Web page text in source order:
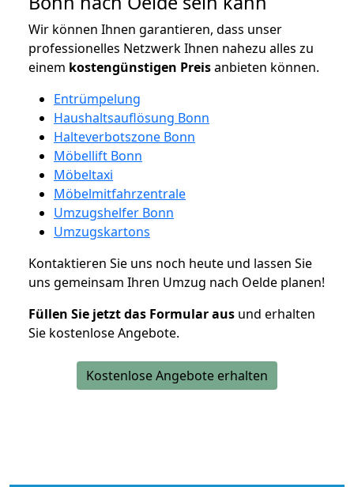
Wir können Ihnen garantieren, dass unser
professionelles Netzwerk Ihnen nahezu alles zu
einem kostengünstigen Preisanbieten können.
Entrümpelung
Haushaltsauflösung Bonn
Halteverbotszone Bonn
Möbellift Bonn
Möbeltaxi
Möbelmitfahrzentrale
Umzugshelfer Bonn
Umzugskartons
Kontaktieren Sie uns noch heute und lassen Sie
uns gemeinsam Ihren Umzug nach Oelde planen!
Füllen Sie jetzt das Formular aus und erhalten
Sie kostenlose Angebote.
Kostenlose Angebote erhalten